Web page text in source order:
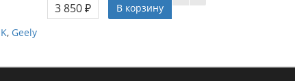
3 850 ₽
В корзину
, Geely